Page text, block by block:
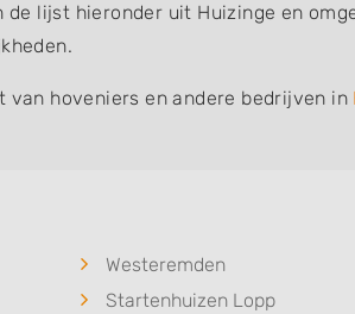
lijst hieronder uit Huizinge en
van hoveniers en andere bedrijven in
Westeremden
Startenhuizen Lopp